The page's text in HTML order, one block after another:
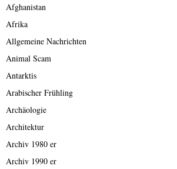
Afghanistan
Afrika
Allgemeine Nachrichten
Animal Scam
Antarktis
Arabischer Frühling
Archäologie
Architektur
Archiv 1980 er
Archiv 1990 er